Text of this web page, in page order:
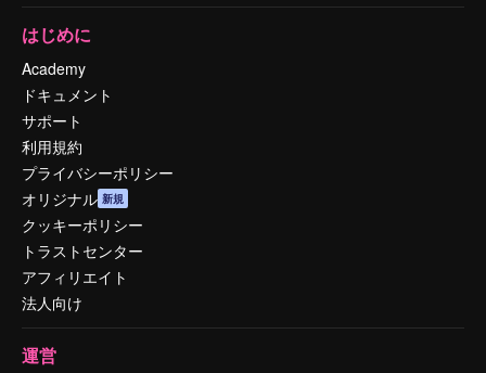
はじめに
Academy
ドキュメント
サポート
利用規約
プライバシーポリシー
オリジナル 新規
クッキーポリシー
トラストセンター
アフィリエイト
法人向け
運営